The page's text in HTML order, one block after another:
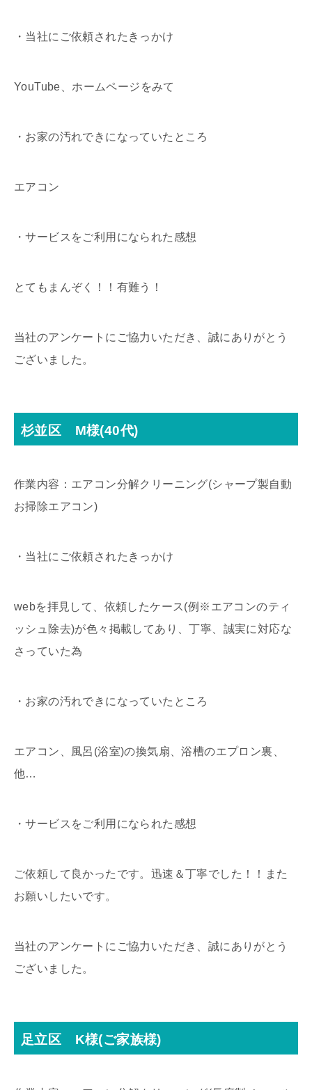
・当社にご依頼されたきっかけ
YouTube、ホームページをみて
・お家の汚れできになっていたところ
エアコン
・サービスをご利用になられた感想
とてもまんぞく！！有難う！
当社のアンケートにご協力いただき、誠にありがとう
ございました。
杉並区 M様(40代)
作業内容：エアコン分解クリーニング(シャープ製自動
お掃除エアコン)
・当社にご依頼されたきっかけ
webを拝見して、依頼したケース(例※エアコンのティ
ッシュ除去)が色々掲載してあり、丁寧、誠実に対応な
さっていた為
・お家の汚れできになっていたところ
エアコン、風呂(浴室)の換気扇、浴槽のエプロン裏、
他…
・サービスをご利用になられた感想
ご依頼して良かったです。迅速＆丁寧でした！！また
お願いしたいです。
当社のアンケートにご協力いただき、誠にありがとう
ございました。
足立区 K様(ご家族様)